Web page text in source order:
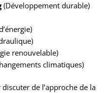
(Développement durable)
renouvelable)
climatiques)
de l’approche de la